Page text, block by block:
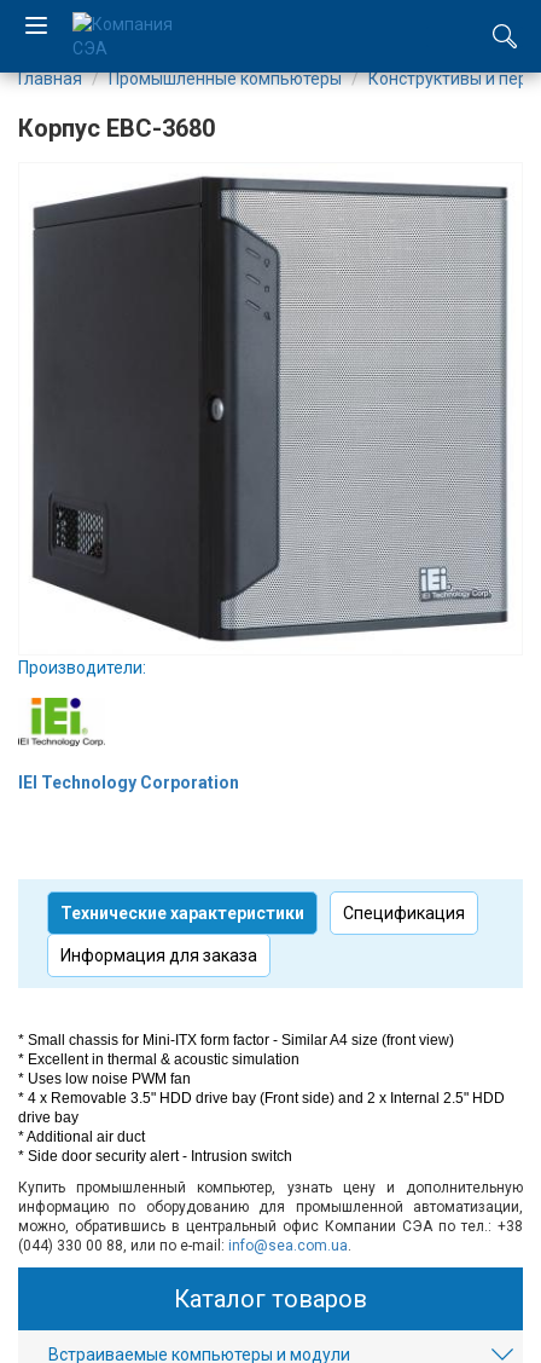
UA
Компания
Вакансии
авторизация
Производители
Контакты
Доставка
поддержка
Блог
Главная Промышленные компьютеры Конструктивы и
Корпус EBC-3680
Производители:
IEI Technology Corporation
Технические характеристики Спецификация
Информация для заказа
* Small chassis for Mini-ITX form factor - Similar A4 size (front view)
* Excellent in thermal & acoustic simulation
* Uses low noise PWM fan
* 4 x Removable 3.5" HDD drive bay (Front side) and 2 x Internal 2.5" HDD
drive bay
* Additional air duct
* Side door security alert - Intrusion switch
Купить промышленный компьютер, узнать цену и дополнительную
информацию по оборудованию для промышленной автоматизации,
можно, обратившись в центральный офис Компании СЭА по тел.: +38
(044) 330 00 88, или по e-mail: info@sea.com.ua.
Каталог товаров
Встраиваемые компьютеры и модули